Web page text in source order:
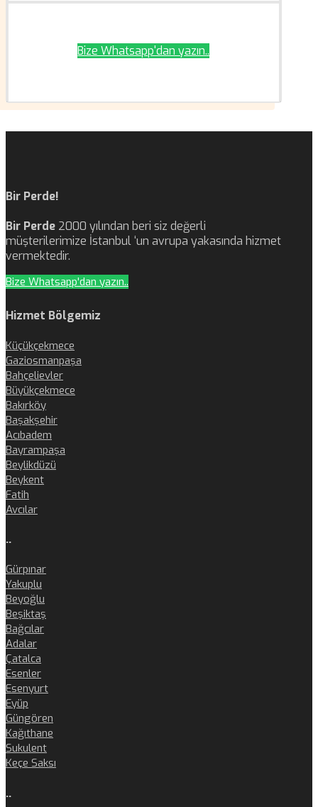
Bize Whatsapp'dan yazın..
Bir Perde!
Bir Perde 2000 yılından beri siz değerli
müşterilerimize İstanbul ‘un avrupa yakasında hizmet
vermektedir.
Bize Whatsapp'dan yazın..
Hizmet Bölgemiz
Küçükçekmece
Gaziosmanpaşa
Bahçelievler
Büyükçekmece
Bakırköy
Başakşehir
Acıbadem
Bayrampaşa
Beylikdüzü
Beykent
Fatih
Avcılar
..
Gürpınar
Yakuplu
Beyoğlu
Beşiktaş
Bağcılar
Adalar
Çatalca
Esenler
Esenyurt
Eyüp
Güngören
Kağıthane
Sukulent
Keçe Saksı
..